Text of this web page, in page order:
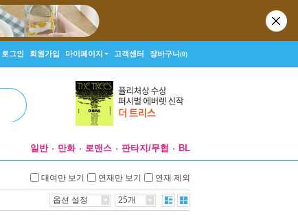
로그인 회원가입 마이페이지 고객센터 장바구니(0)
일반 만화 로맨스 판타지/무협 BL
대여만 보기 연재만 보기 연재 제외
옵션 설정 25개